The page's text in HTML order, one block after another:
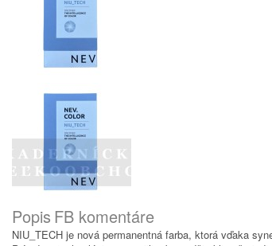
Popis FB komentáre
NIU_TECH je nová permanentná farba, ktorá vďaka